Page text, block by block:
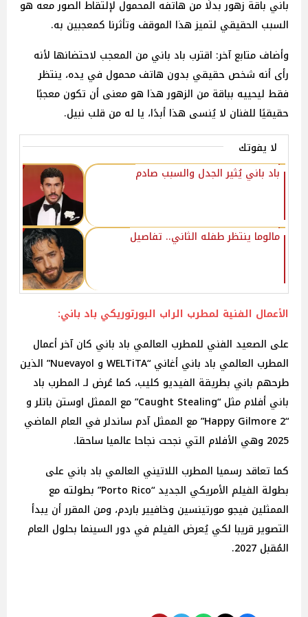
باني باقة زهور بدلًا من هاتفه المحمول لإلتقاط الصور معه هو
السبب الحقيقي لتميز هذا الموقف وتأثرنا كمعجبين به.
وأضاف متابع آخر: اقترب باد باني من المعجب لاحتضانها لأنه
رأى أنه شخص حقيقي بدون هاتف محمول في يده، ينتظر
فقط ليحييه بباقة من الزهور هذا هو معنى أن تكون معجبًا
حقيقيًا للفنان لا يُنسى هذا أبدًا، يا له من قلب نبيل.
لا يفوتك
باد باني يُثير الجدل والسبب صادم
مالوما ينتظر طفله الثاني.. تفاصيل
الأعمال الفنية لمطرب الراب البورتوريكي باد باني:
على الصعيد الفني للمطرب العالمي باد باني كان آخر أعمال
المطرب العالمي باد باني أغاني “WELTiTA و Nuevayol” الذين
طرحهم باني بطريقة الفيديو كليب، كما عُرض لـ المطرب باد
باني أفلام مثل “Caught Stealing” مع الممثل اوستن باتلر و
“Happy Gilmore 2” مع الممثل آدم ساندلر في العام الماضي
2025 وهي الأفلام التي نجحت نجاحا عالميا ساحقا.
كما تعاقد رسميا المطرب اللاتيني العالمي باد باني على
بطولة الفيلم الأمريكي الجديد “Porto Rico” بطولته مع
الممثلين فيجو مورتينسين وخافيير باردم، ومن المقرر أن يبدأ
التصوير قريبا لكي يُعرض الفيلم في دور السينما بحلول العام
المُقبل 2027.